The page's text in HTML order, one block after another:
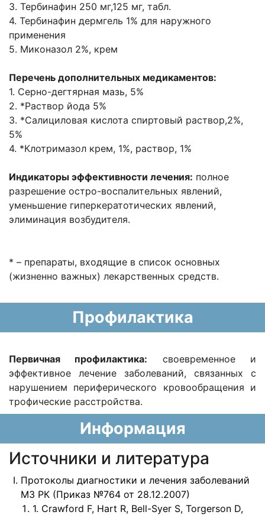
3. Тербинафин 250 мг,125 мг, табл.
4. Тербинафин дермгель 1% для наружного
применения
5. Миконазол 2%, крем
Перечень дополнительных медикаментов:
1. Серно-дегтярная мазь, 5%
2. *Раствор йода 5%
3. *Салициловая кислота спиртовый раствор,2%,
5%
4. *Клотримазол крем, 1%, раствор, 1%
Индикаторы эффективности лечения: полное
разрешение остро-воспалительных явлений,
уменьшение гиперкератотических явлений,
элиминация возбудителя.
* – препараты, входящие в список основных
(жизненно важных) лекарственных средств.
Профилактика
Первичная профилактика: своевременное и
эффективное лечение заболеваний, связанных с
нарушением периферического кровообращения и
трофические расстройства.
Информация
Источники и литература
Протоколы диагностики и лечения заболеваний
МЗ РК (Приказ №764 от 28.12.2007)
1. Crawford F, Hart R, Bell-Syer S, Torgerson D,